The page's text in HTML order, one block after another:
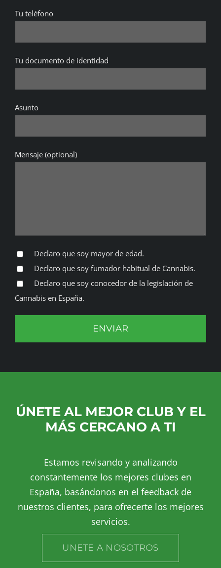
Tu teléfono
Tu documento de identidad
Asunto
Mensaje (optional)
Declaro que soy mayor de edad.
Declaro que soy fumador habitual de Cannabis.
Declaro que soy conocedor de la legislación de
Cannabis en España.
ÚNETE AL MEJOR CLUB Y EL
MÁS CERCANO A TI
Estamos revisando y analizando
constantemente los mejores clubes en
España, basándonos en el feedback de
nuestros clientes, para ofrecerte los mejores
servicios.
UNETE A NOSOTROS